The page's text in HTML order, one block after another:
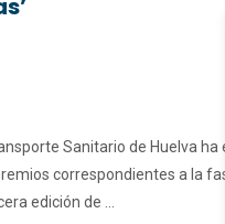
Sanitario de Huelva ha
correspondientes a la
edición de ...